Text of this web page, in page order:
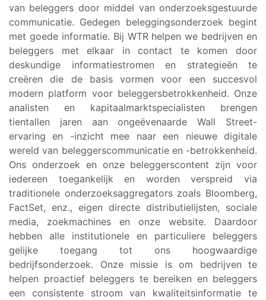
van beleggers door middel van onderzoeksgestuurde
communicatie. Gedegen beleggingsonderzoek begint
met goede informatie. Bij WTR helpen we bedrijven en
beleggers met elkaar in contact te komen door
deskundige informatiestromen en strategieën te
creëren die de basis vormen voor een succesvol
modern platform voor beleggersbetrokkenheid. Onze
analisten en kapitaalmarktspecialisten brengen
tientallen jaren aan ongeëvenaarde Wall Street-
ervaring en -inzicht mee naar een nieuwe digitale
wereld van beleggerscommunicatie en -betrokkenheid.
Ons onderzoek en onze beleggerscontent zijn voor
iedereen toegankelijk en worden verspreid via
traditionele onderzoeksaggregators zoals Bloomberg,
FactSet, enz., eigen directe distributielijsten, sociale
media, zoekmachines en onze website. Daardoor
hebben alle institutionele en particuliere beleggers
gelijke toegang tot ons hoogwaardige
bedrijfsonderzoek. Onze missie is om bedrijven te
helpen proactief beleggers te bereiken en beleggers
een consistente stroom van kwaliteitsinformatie te